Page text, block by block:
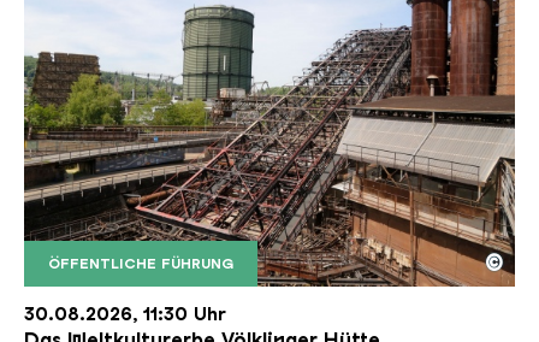
ÖFFENTLICHE FÜHRUNG
Der Erzschrägaufzug der Völklinger Hütte mit
Copyright: Weltkulturerbe Völklinger Hütte | Karl
©
30.08.2026, 11:30 Uhr